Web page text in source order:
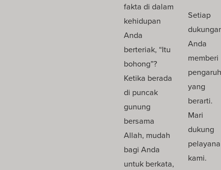
fakta di dalam
kehidupan
Anda
berteriak, “Itu
bohong”?
Ketika berada
di puncak
gunung
bersama
Allah, mudah
bagi Anda
untuk berkata,
Setiap
Anda
memberi
pengaruh
yang
berarti.
Mari
dukung
kami.